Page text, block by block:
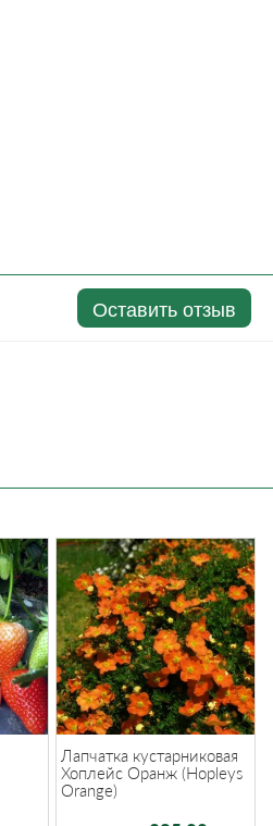
Оставить отзыв
Лапчатка кустарниковая
Хоплейс Оранж (Hopleys
Orange)